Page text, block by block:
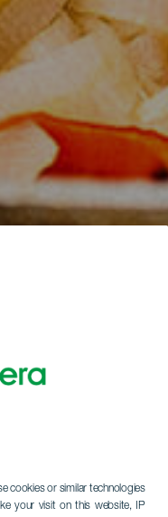
cookies or similar technologies
your visit on this website, IP